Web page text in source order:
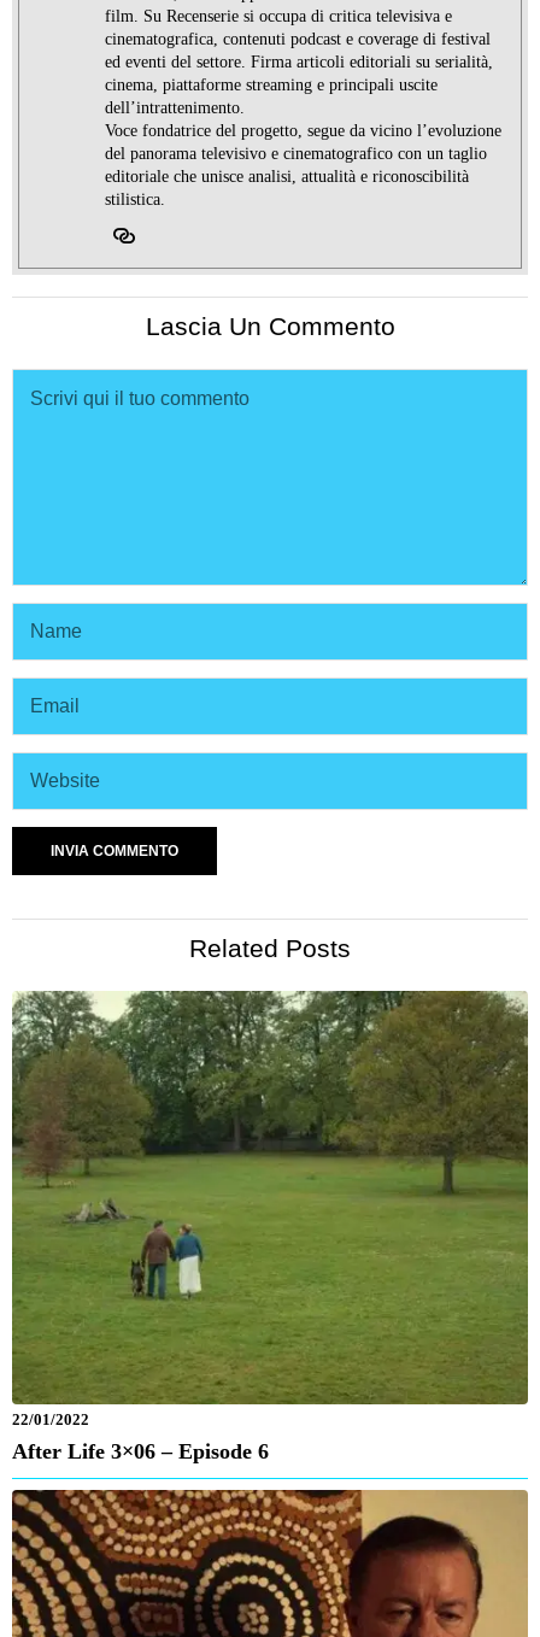
film. Su Recenserie si occupa di critica televisiva e
cinematografica, contenuti podcast e coverage di festival
ed eventi del settore. Firma articoli editoriali su serialità,
cinema, piattaforme streaming e principali uscite
dell’intrattenimento.
Voce fondatrice del progetto, segue da vicino l’evoluzione
del panorama televisivo e cinematografico con un taglio
editoriale che unisce analisi, attualità e riconoscibilità
stilistica.
Lascia Un Commento
Related Posts
22/01/2022
After Life 3×06 – Episode 6